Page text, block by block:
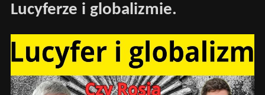
Lucyferze i globalizmie.